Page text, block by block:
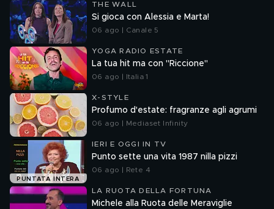
THE WALL
Si gioca con Alessia e Marta!
06 ago | Canale 5
YOGA RADIO ESTATE
La tua hit ma con "Riccione"
06 ago | Italia 1
X-STYLE
Profumo d'estate: fragranze agli agrumi
06 ago | Mediaset Infinity
PUNTATA INTERA
IERI E OGGI IN TV
Punto sette una vita 1987 nilla pizzi
06 ago | Rete 4
LA RUOTA DELLA FORTUNA
Michele alla Ruota delle Meraviglie